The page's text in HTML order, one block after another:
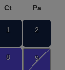
Ct Pa
1 2
8 9